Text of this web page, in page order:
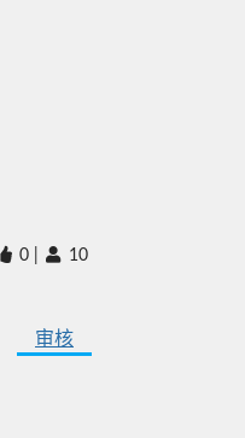
0 10
审核